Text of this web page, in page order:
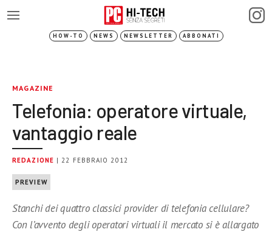
HOW-TO NEWS NEWSLETTER ABBONATI
MAGAZINE
Telefonia: operatore virtuale,
vantaggio reale
REDAZIONE | 22 FEBBRAIO 2012
PREVIEW
Stanchi dei quattro classici provider di telefonia cellulare?
Con l’avvento degli operatori virtuali il mercato si è allargato